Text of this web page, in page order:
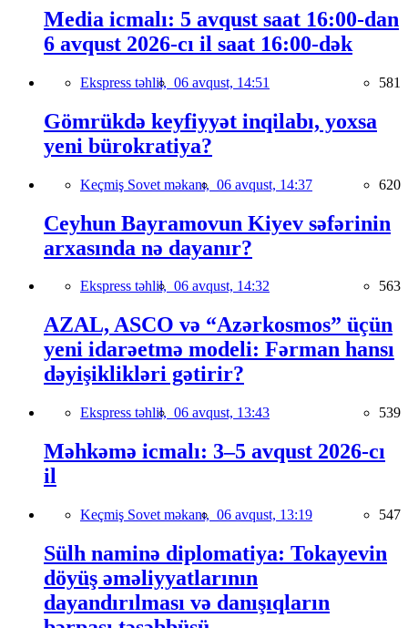
Media icmalı: 5 avqust saat 16:00-dan
6 avqust 2026-cı il saat 16:00-dək
Ekspress təhlil, 06 avqust, 14:51 581
Gömrükdə keyfiyyət inqilabı, yoxsa
yeni bürokratiya?
Keçmiş Sovet məkanı, 06 avqust, 14:37 620
Ceyhun Bayramovun Kiyev səfərinin
arxasında nə dayanır?
Ekspress təhlil, 06 avqust, 14:32 563
AZAL, ASCO və “Azərkosmos” üçün
yeni idarəetmə modeli: Fərman hansı
dəyişiklikləri gətirir?
Ekspress təhlil, 06 avqust, 13:43 539
Məhkəmə icmalı: 3–5 avqust 2026-cı
il
Keçmiş Sovet məkanı, 06 avqust, 13:19 547
Sülh naminə diplomatiya: Tokayevin
döyüş əməliyyatlarının
dayandırılması və danışıqların